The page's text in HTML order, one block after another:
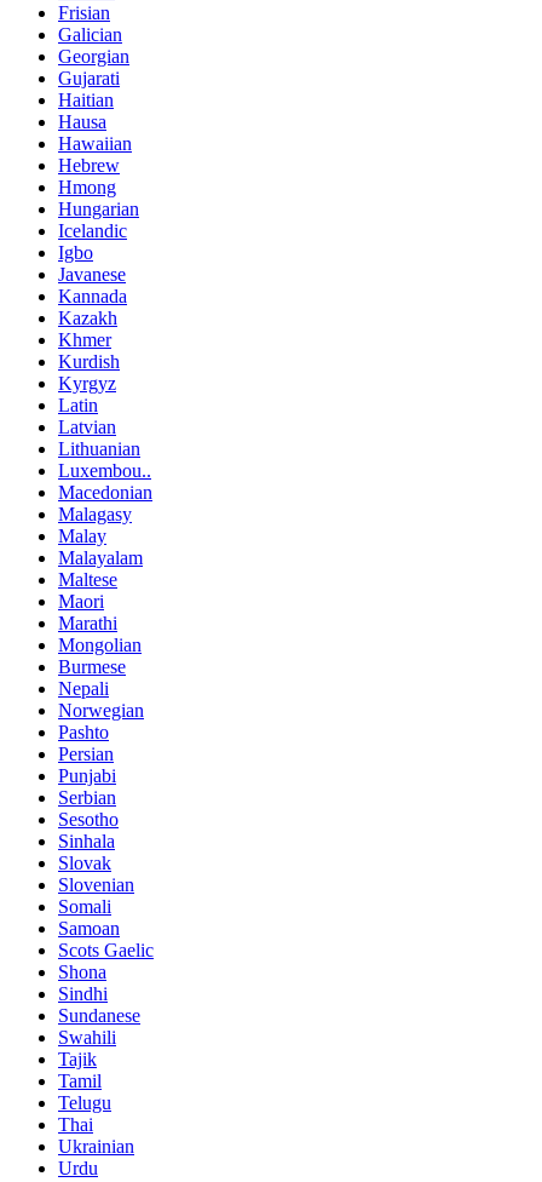
Frisian
Galician
Georgian
Gujarati
Haitian
Hausa
Hawaiian
Hebrew
Hmong
Hungarian
Icelandic
Igbo
Javanese
Kannada
Kazakh
Khmer
Kurdish
Kyrgyz
Latin
Latvian
Lithuanian
Luxembou..
Macedonian
Malagasy
Malay
Malayalam
Maltese
Maori
Marathi
Mongolian
Burmese
Nepali
Norwegian
Pashto
Persian
Punjabi
Serbian
Sesotho
Sinhala
Slovak
Slovenian
Somali
Samoan
Scots Gaelic
Shona
Sindhi
Sundanese
Swahili
Tajik
Tamil
Telugu
Thai
Ukrainian
Urdu